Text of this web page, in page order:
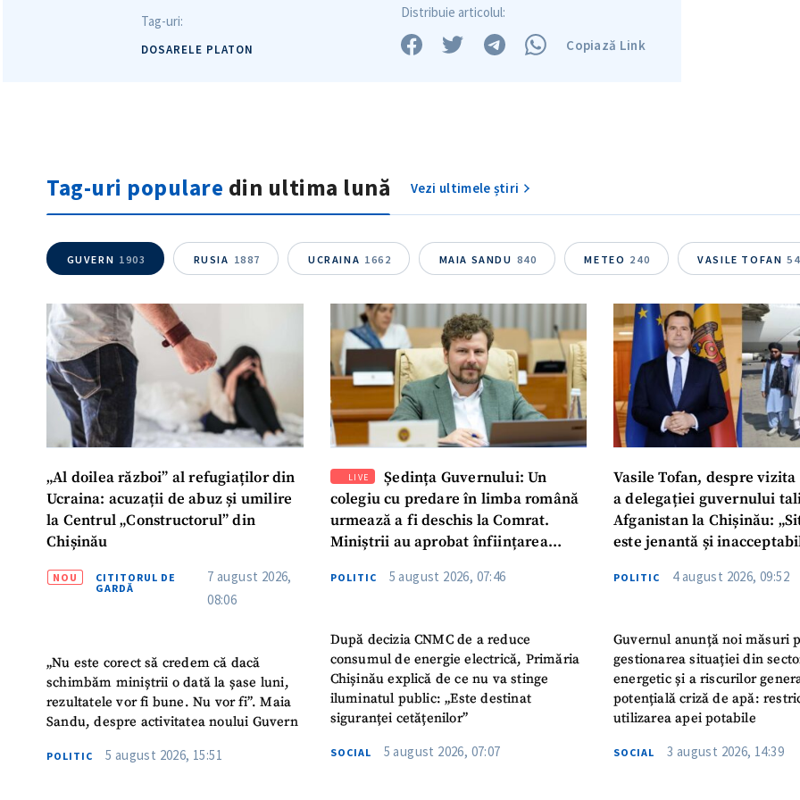
Tag-uri:
DOSARELE PLATON
Distribuie articolul:
Copiază Link
Tag-uri populare din ultima lună Vezi ultimele știri
GUVERN 1903 RUSIA 1887 UCRAINA 1662 MAIA SANDU 840 METEO 240 VASILE TOFAN 54
„Al doilea război” al refugiaților din
Ucraina: acuzații de abuz și umilire
la Centrul „Constructorul” din
Chișinău
NOU
CITITORUL DE
GARDĂ
7 august 2026,
08:06
„Nu este corect să credem că dacă
schimbăm miniștrii o dată la șase luni,
rezultatele vor fi bune. Nu vor fi”. Maia
Sandu, despre activitatea noului Guvern
POLITIC 5 august 2026, 15:51
LIVE
Ședința Guvernului: Un
colegiu cu predare în limba română
urmează a fi deschis la Comrat.
Miniștrii au aprobat înființarea
Turc „Recep Tayyip Erdogan”
POLITIC 5 august 2026, 07:46
După decizia CNMC de a reduce
consumul de energie electrică, Primăria
Chișinău explică de ce nu va stinge
iluminatul public: „Este destinat
siguranței cetățenilor”
SOCIAL 5 august 2026, 07:07
Vasile Tofan, despre vizita
a delegației guvernului
Afganistan la Chișinău:
este jenantă și
POLITIC 4 august 2026, 09:52
Guvernul anunță noi măsuri
gestionarea situației din
energetic și a riscurilor
potențială criză de apă:
utilizarea apei potabile
SOCIAL 3 august 2026, 14:39